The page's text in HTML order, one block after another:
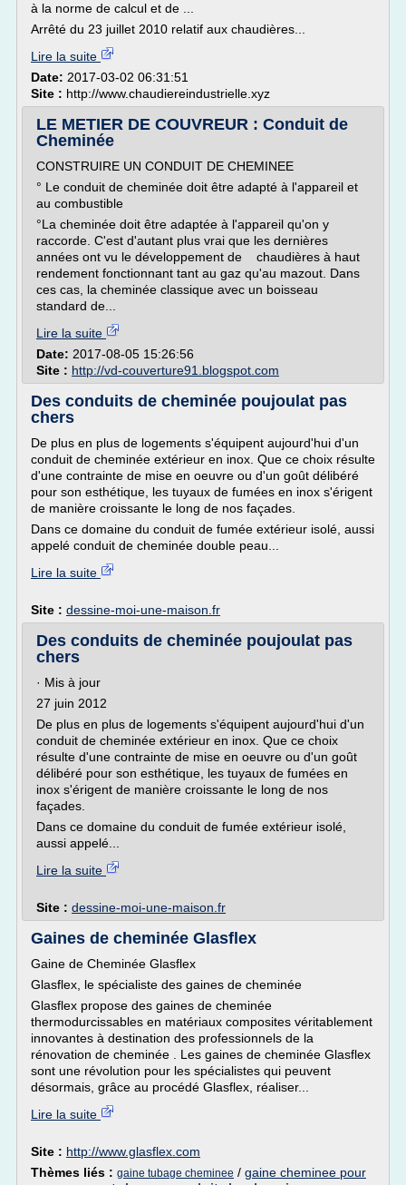
à la norme de calcul et de ...
Arrêté du 23 juillet 2010 relatif aux chaudières...
Lire la suite
Date: 2017-03-02 06:31:51
Site : http://www.chaudiereindustrielle.xyz
LE METIER DE COUVREUR : Conduit de
Cheminée
CONSTRUIRE UN CONDUIT DE CHEMINEE
° Le conduit de cheminée doit être adapté à l'appareil et
au combustible
°La cheminée doit être adaptée à l'appareil qu'on y
raccorde. C'est d'autant plus vrai que les dernières
années ont vu le développement de chaudières à haut
rendement fonctionnant tant au gaz qu'au mazout. Dans
ces cas, la cheminée classique avec un boisseau
standard de...
Lire la suite
Date: 2017-08-05 15:26:56
Site : http://vd-couverture91.blogspot.com
Des conduits de cheminée poujoulat pas
chers
De plus en plus de logements s'équipent aujourd'hui d'un
conduit de cheminée extérieur en inox. Que ce choix résulte
d'une contrainte de mise en oeuvre ou d'un goût délibéré
pour son esthétique, les tuyaux de fumées en inox s'érigent
de manière croissante le long de nos façades.
Dans ce domaine du conduit de fumée extérieur isolé, aussi
appelé conduit de cheminée double peau...
Lire la suite
Site : dessine-moi-une-maison.fr
Des conduits de cheminée poujoulat pas
chers
· Mis à jour
27 juin 2012
De plus en plus de logements s'équipent aujourd'hui d'un
conduit de cheminée extérieur en inox. Que ce choix
résulte d'une contrainte de mise en oeuvre ou d'un goût
délibéré pour son esthétique, les tuyaux de fumées en
inox s'érigent de manière croissante le long de nos
façades.
Dans ce domaine du conduit de fumée extérieur isolé,
aussi appelé...
Lire la suite
Site : dessine-moi-une-maison.fr
Gaines de cheminée Glasflex
Gaine de Cheminée Glasflex
Glasflex, le spécialiste des gaines de cheminée
Glasflex propose des gaines de cheminée
thermodurcissables en matériaux composites véritablement
innovantes à destination des professionnels de la
rénovation de cheminée . Les gaines de cheminée Glasflex
sont une révolution pour les spécialistes qui peuvent
désormais, grâce au procédé Glasflex, réaliser...
Lire la suite
Site : http://www.glasflex.com
Thèmes liés : gaine tubage cheminee / gaine cheminee pour